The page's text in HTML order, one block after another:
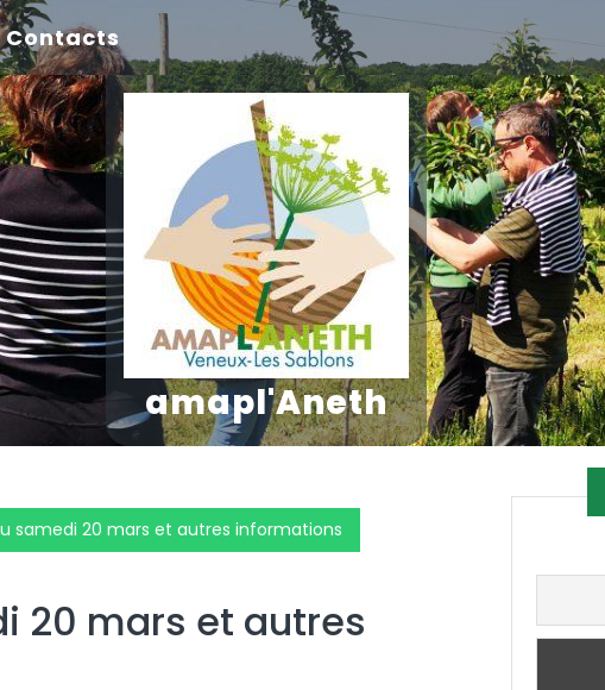
Contacts
amapl'Aneth
samedi 20 mars et autres informations
20 mars et autres